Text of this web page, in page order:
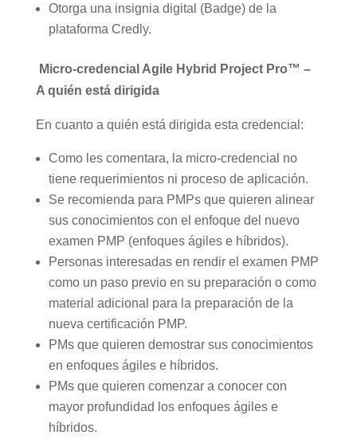
Otorga una insignia digital (Badge) de la
plataforma Credly.
Micro-credencial Agile Hybrid Project Pro™ –
A quién está dirigida
En cuanto a quién está dirigida esta credencial:
Como les comentara, la micro-credencial no
tiene requerimientos ni proceso de aplicación.
Se recomienda para PMPs que quieren alinear
sus conocimientos con el enfoque del nuevo
examen PMP (enfoques ágiles e híbridos).
Personas interesadas en rendir el examen PMP
como un paso previo en su preparación o como
material adicional para la preparación de la
nueva certificación PMP.
PMs que quieren demostrar sus conocimientos
en enfoques ágiles e híbridos.
PMs que quieren comenzar a conocer con
mayor profundidad los enfoques ágiles e
híbridos.